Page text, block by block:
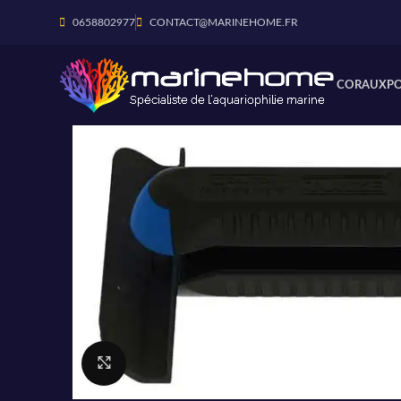
0658802977 CONTACT@MARINEHOME.FR
CORAUX
Cliquez pour agrandir